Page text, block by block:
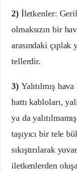
2)İletkenler:
olmaksızın bir
arasındaki çıplak
tellerdir.
3)Yalıtılmış hava
hattı kabloları,
ya da
taşıyıcı bir tele
sıkıştırılarak
iletkenlerden